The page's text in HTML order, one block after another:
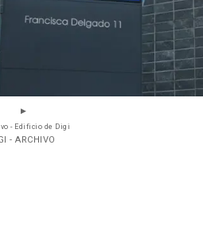
- Edificio de Digi
- ARCHIVO